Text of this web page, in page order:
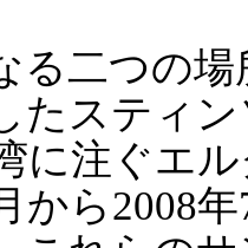
二つの場
たスティ
に注ぐエ
から2008